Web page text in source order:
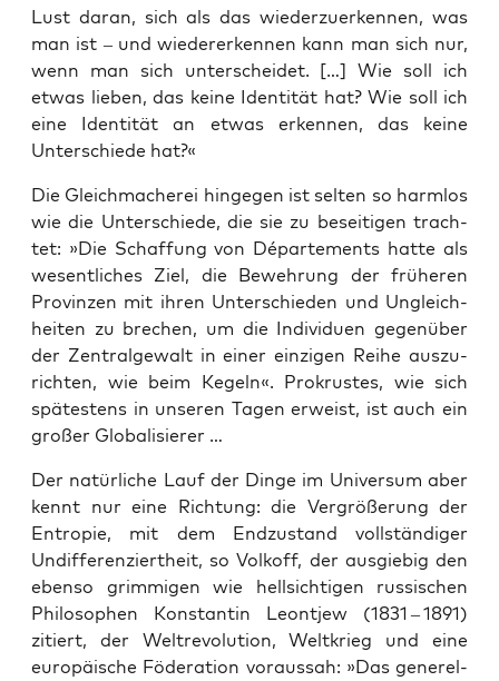
Lust dar­an, sich als das wie­der­zu­er­ken­nen, was
man ist – und wie­der­erken­nen kann man sich nur,
wenn man sich unter­schei­det. […] Wie soll ich
etwas lie­ben, das kei­ne Iden­ti­tät hat? Wie soll ich
eine Iden­ti­tät an etwas erken­nen, das kei­ne
Unter­schie­de hat?«
Die Gleich­ma­che­rei hin­ge­gen ist sel­ten so harm­los
wie die Unter­schie­de, die sie zu besei­ti­gen trach­
tet: »Die Schaf­fung von Dépar­te­ments hat­te als
wesent­li­ches Ziel, die Beweh­rung der frü­he­ren
Pro­vin­zen mit ihren Unter­schie­den und Ungleich­
hei­ten zu bre­chen, um die Indi­vi­du­en gegen­über
der Zen­tral­ge­walt in einer ein­zi­gen Rei­he aus­zu­
rich­ten, wie beim Kegeln«. Pro­krus­tes, wie sich
spä­tes­tens in unse­ren Tagen erweist, ist auch ein
gro­ßer Globalisierer …
Der natür­li­che Lauf der Din­ge im Uni­ver­sum aber
kennt nur eine Rich­tung: die Ver­grö­ße­rung der
Entro­pie, mit dem End­zu­stand voll­stän­di­ger
Undif­fe­ren­ziert­heit, so Vol­koff, der aus­gie­big den
eben­so grim­mi­gen wie hell­sich­ti­gen rus­si­schen
Phi­lo­so­phen Kon­stan­tin Leont­jew (1831 – 1891)
zitiert, der Welt­re­vo­lu­ti­on, Welt­krieg und eine
euro­päi­sche Föde­ra­ti­on vor­aus­sah: »Das gene­rel­